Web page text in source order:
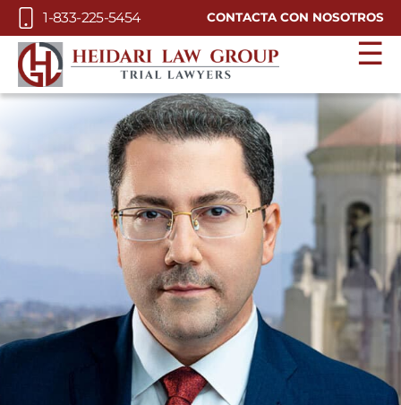
Skip to Main Content
1-833-225-5454 CONTACTA CON NOSOTROS
☰